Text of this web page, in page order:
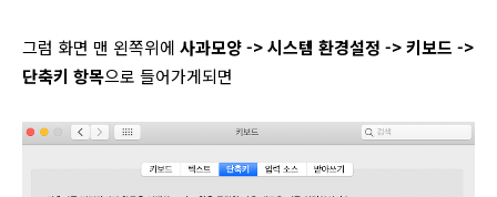
그럼 화면 맨 왼쪽위에 사과모양 -> 시스템 환경설정 -> 키보드 ->
단축키 항목으로 들어가게되면